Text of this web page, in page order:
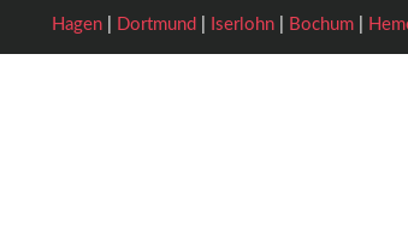
Hagen Dortmund Iserlohn Bochum